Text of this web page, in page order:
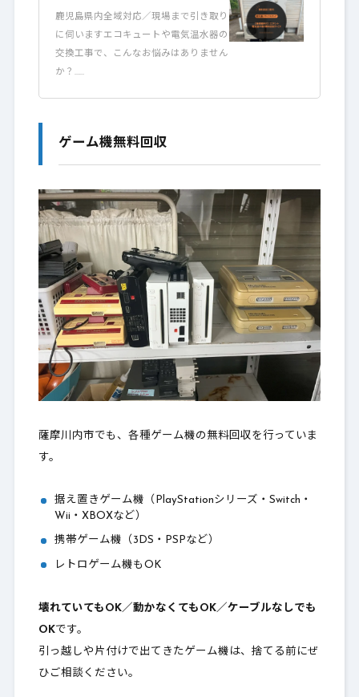
鹿児島県内全域対応／現場まで引き取り
に伺いますエコキュートや電気温水器の
交換工事で、こんなお悩みはありません
か？……
ゲーム機無料回収
薩摩川内市でも、各種ゲーム機の無料回収を行っていま
す。
据え置きゲーム機（PlayStationシリーズ・Switch・
Wii・XBOXなど）
携帯ゲーム機（3DS・PSPなど）
レトロゲーム機もOK
壊れていてもOK／動かなくてもOK／ケーブルなしでも
OKです。
引っ越しや片付けで出てきたゲーム機は、捨てる前にぜ
ひご相談ください。